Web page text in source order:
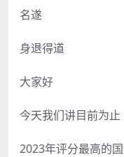
名遂
身退得道
大家好
今天我们讲目前为止
2023年评分最高的